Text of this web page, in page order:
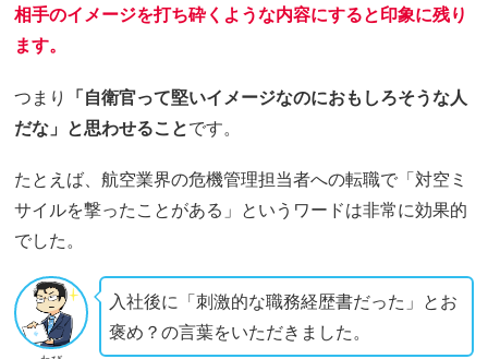
相手のイメージを打ち砕くような内容にすると印象に残り
ます。
つまり 「自衛官って堅いイメージなのにおもしろそうな人
だな」と思わせることです。
たとえば、航空業界の危機管理担当者への転職で「対空ミ
サイルを撃ったことがある」というワードは非常に効果的
でした。
入社後に「刺激的な職務経歴書だった」とお
褒め？の言葉をいただきました。